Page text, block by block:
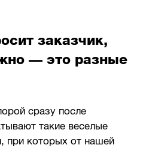
заказчик,
— это разные
сразу после
такие веселые
при которых от нашей